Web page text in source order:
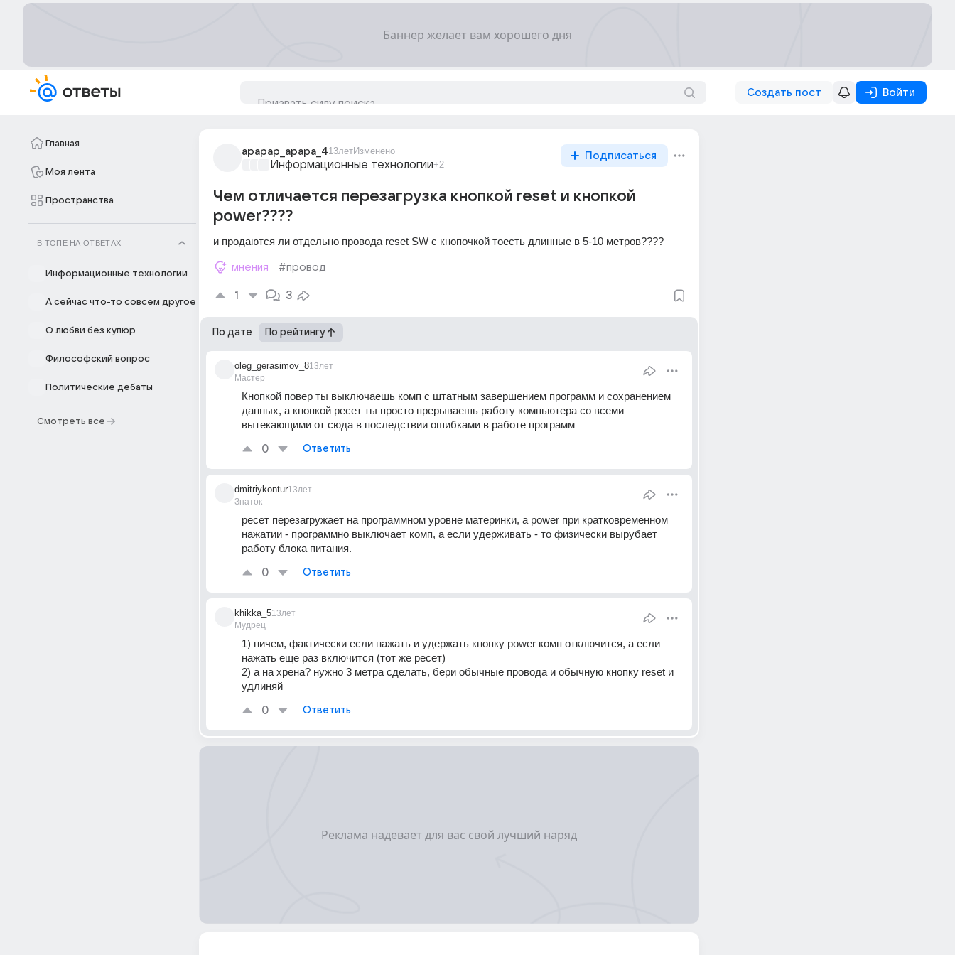
Создать пост Войти
Главная
Моя лента
Пространства
В ТОПЕ НА ОТВЕТАХ
Информационные технологии
А сейчас что-то совсем другое
О любви без купюр
Философский вопрос
Политические дебаты
Смотреть все
apapap_apapa_413летИзменено
Информационные технологии+2
Подписаться
Чем отличается перезагрузка кнопкой reset и кнопкой
power????
и продаются ли отдельно провода reset SW с кнопочкой тоесть длинные в 5-10 метров????
мнения #провод
1 3
По дате По рейтингу
oleg_gerasimov_8
Мастер
13лет
Кнопкой повер ты выключаешь комп с штатным завершением программ и сохранением
данных, а кнопкой ресет ты просто прерываешь работу компьютера со всеми
вытекающими от сюда в последствии ошибками в работе программ
0 Ответить
dmitriykontur
Знаток
13лет
ресет перезагружает на программном уровне материнки, а power при кратковременном
нажатии - программно выключает комп, а если удерживать - то физически вырубает
работу блока питания.
0 Ответить
khikka_5
Мудрец
13лет
1) ничем, фактически если нажать и удержать кнопку power комп отключится, а если
нажать еще раз включится (тот же ресет)
2) а на хрена? нужно 3 метра сделать, бери обычные провода и обычную кнопку reset и
удлиняй
0 Ответить